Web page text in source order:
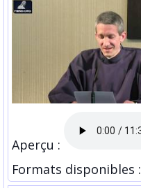
Aperçu :
Formats disponibles :